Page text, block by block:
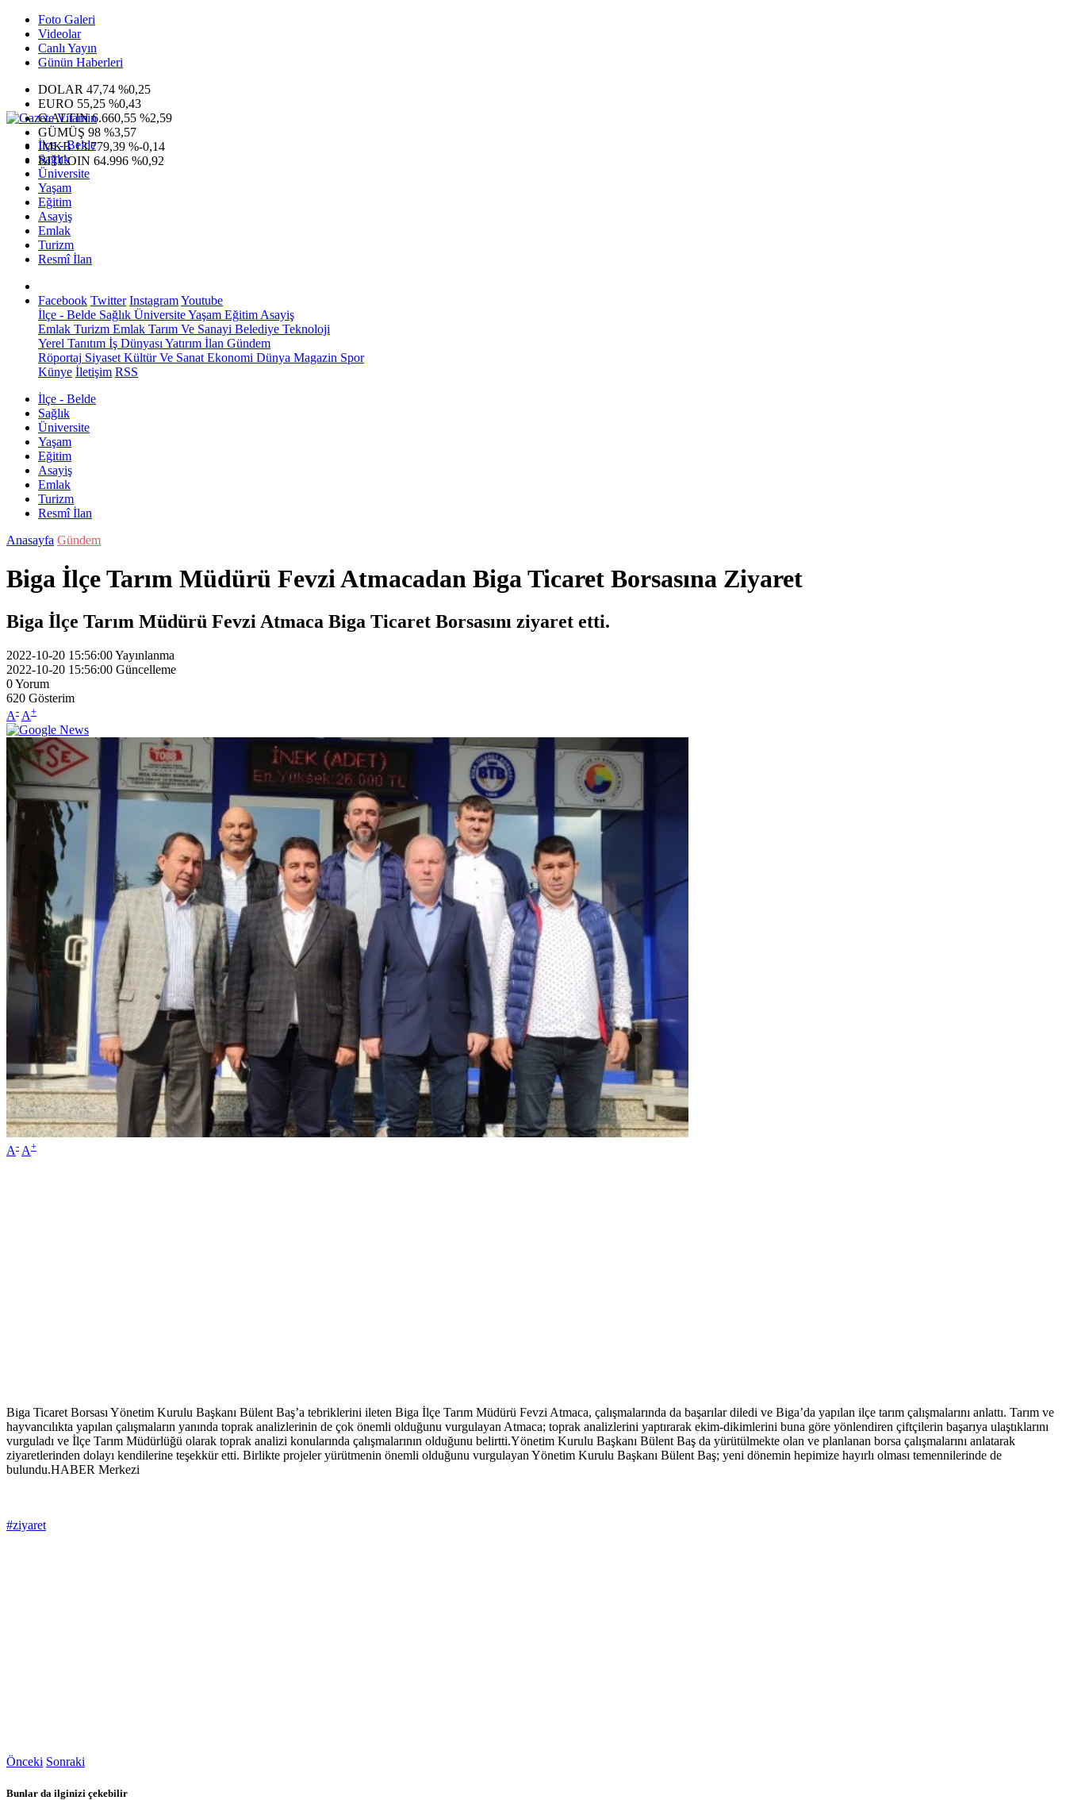
Foto Galeri
Videolar
Canlı Yayın
Günün Haberleri
DOLAR 47,74 %0,25
EURO 55,25 %0,43
G.ALTIN6.660,55 %2,59
GÜMÜŞ 98 %3,57
IMKB13.779,39 %-0,14
BITCOIN 64.996 %0,92
İlçe - Belde
Sağlık
Üniversite
Yaşam
Eğitim
Asayiş
Emlak
Turizm
Resmî İlan
Facebook Twitter InstagramYoutube
İlçe - Belde Sağlık ÜniversiteYaşam Eğitim Asayiş
Emlak Turizm Emlak Tarım Ve Sanayi Belediye Teknoloji
Yerel Tanıtım İş Dünyası Yatırım İlan Gündem
Röportaj Siyaset Kültür Ve Sanat Ekonomi Dünya Magazin Spor
Künye İletişim RSS
İlçe - Belde
Sağlık
Üniversite
Yaşam
Eğitim
Asayiş
Emlak
Turizm
Resmî İlan
Anasayfa Gündem
Biga İlçe Tarım Müdürü Fevzi Atmacadan Biga Ticaret Borsasına Ziyaret
Biga İlçe Tarım Müdürü Fevzi Atmaca Biga Ticaret Borsasını ziyaret etti.
2022-10-20 15:56:00Yayınlanma
2022-10-20 15:56:00 Güncelleme
0Yorum
620 Gösterim
A- A+
A- A+
Biga Ticaret Borsası Yönetim Kurulu Başkanı Bülent Baş’a tebriklerini ileten Biga İlçe Tarım Müdürü Fevzi Atmaca, çalışmalarında da başarılar diledi ve Biga’da yapılan ilçe tarım çalışmalarını anlattı. Tarım ve
hayvancılıkta yapılan çalışmaların yanında toprak analizlerinin de çok önemli olduğunu vurgulayan Atmaca; toprak analizlerini yaptırarak ekim-dikimlerini buna göre yönlendiren çiftçilerin başarıya ulaştıklarını
vurguladı ve İlçe Tarım Müdürlüğü olarak toprak analizi konularında çalışmalarının olduğunu belirtti.Yönetim Kurulu Başkanı Bülent Baş da yürütülmekte olan ve planlanan borsa çalışmalarını anlatarak
ziyaretlerinden dolayı kendilerine teşekkür etti. Birlikte projeler yürütmenin önemli olduğunu vurgulayan Yönetim Kurulu Başkanı Bülent Baş; yeni dönemin hepimize hayırlı olması temennilerinde de
bulundu.HABER Merkezi
#ziyaret
Önceki Sonraki
Bunlar da ilginizi çekebilir